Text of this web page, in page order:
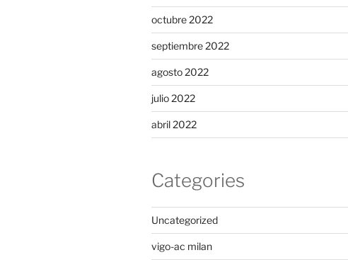
octubre 2022
septiembre 2022
agosto 2022
julio 2022
abril 2022
Categories
Uncategorized
vigo-ac milan